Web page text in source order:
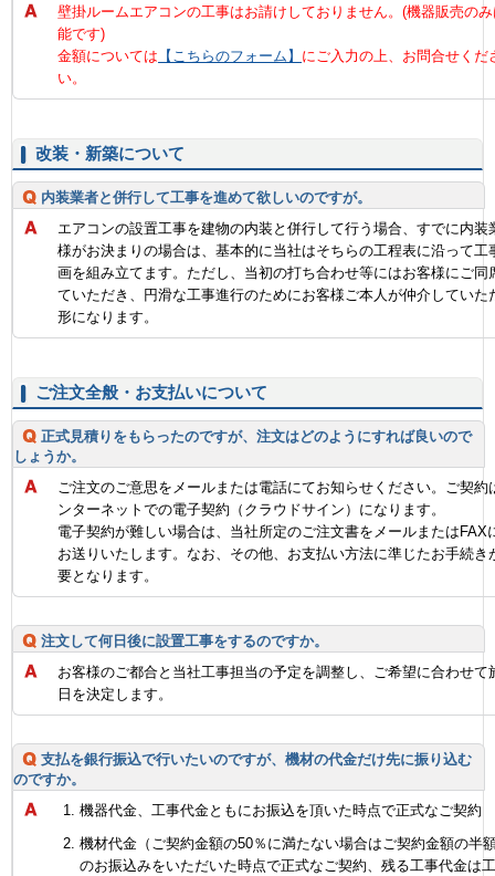
壁掛ルームエアコンの工事はお請けしておりません。(機器販売の
能です)
金額については 【こちらのフォーム】 にご入力の上、お問合せくだ
い。
改装・新築について
内装業者と併行して工事を進めて欲しいのですが。
エアコンの設置工事を建物の内装と併行して行う場合、すでに内装
様がお決まりの場合は、基本的に当社はそちらの工程表に沿って工
画を組み立てます。ただし、当初の打ち合わせ等にはお客様にご同
ていただき、円滑な工事進行のためにお客様ご本人が仲介していた
形になります。
ご注文全般・お支払いについて
正式見積りをもらったのですが、注文はどのようにすれば良いので
しょうか。
ご注文のご意思をメールまたは電話にてお知らせください。ご契約
ンターネットでの電子契約（クラウドサイン）になります。
電子契約が難しい場合は、当社所定のご注文書をメールまたはFAX
お送りいたします。なお、その他、お支払い方法に準じたお手続き
要となります。
注文して何日後に設置工事をするのですか。
お客様のご都合と当社工事担当の予定を調整し、ご希望に合わせて
日を決定します。
支払を銀行振込で行いたいのですが、機材の代金だけ先に振り込む
のですか。
機器代金、工事代金ともにお振込を頂いた時点で正式なご契約
機材代金（ご契約金額の50％に満たない場合はご契約金額の半
のお振込みをいただいた時点で正式なご契約、残る工事代金は